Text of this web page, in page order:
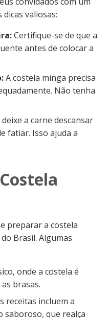
valiosas:
Certifique-se de que a
antes de colocar a
A costela minga precisa
Não tenha
a carne descansar
fatiar. Isso ajuda a
preparar a costela
Brasil. Algumas
onde a costela é
brasas.
receitas incluem a
saboroso, que realça